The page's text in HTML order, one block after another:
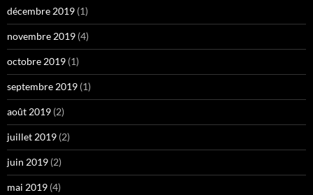
décembre 2019 (1)
novembre 2019 (4)
octobre 2019 (1)
septembre 2019 (1)
août 2019 (2)
juillet 2019 (2)
juin 2019 (2)
mai 2019 (4)